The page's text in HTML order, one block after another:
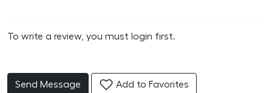
To write a review, you must login first.
Send Message Add to Favorites